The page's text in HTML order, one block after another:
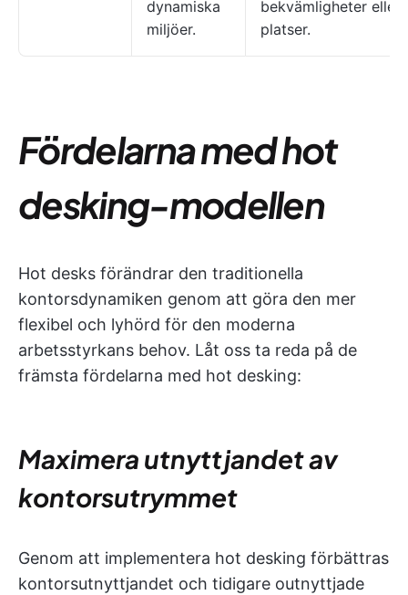
dynamiska
miljöer.
bekvämligheter eller
platser.
Fördelarna med hot
desking-modellen
Hot desks förändrar den traditionella
kontorsdynamiken genom att göra den mer
flexibel och lyhörd för den moderna
arbetsstyrkans behov. Låt oss ta reda på de
främsta fördelarna med hot desking:
Maximera utnyttjandet av
kontorsutrymmet
Genom att implementera hot desking förbättras
kontorsutnyttjandet och tidigare outnyttjade